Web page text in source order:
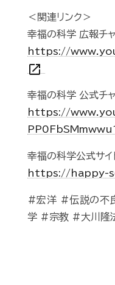
＜関連リンク＞
幸福の科学 広報チ
https://
open_in_new
幸福の科学 公式チ
https://
幸福の科学公式サイ
https://happy-
#宏洋 #伝説の不
学 #宗教 #大川隆